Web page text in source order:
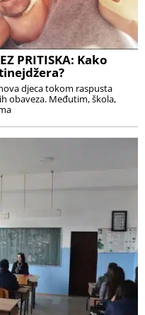
PRITISKA: Kako
djeca tokom raspusta
obaveza. Međutim, škola,